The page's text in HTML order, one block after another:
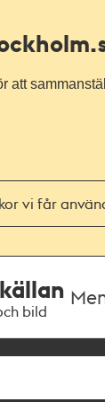
att
vi får
bild